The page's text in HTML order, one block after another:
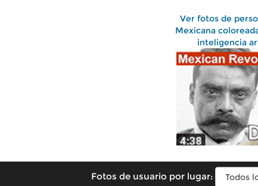
Ver fotos de
Mexicana
inteligencia
Fotos de usuario por lugar: